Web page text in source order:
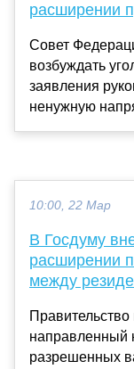
расширении
Совет
возбуждать
заявления
ненужную
10:00, 22 Мар
В Госдуму
расширении
между
Правительство
направленный
разрешенных